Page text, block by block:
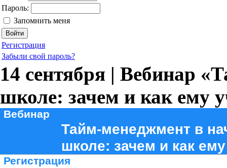
Пароль:
Запомнить меня
Регистрация
Забыли свой пароль?
14 сентября | Вебинар
школе: зачем и как ему
Вебинар
Тайм-менеджмент в
школе: зачем и как
Регистрация